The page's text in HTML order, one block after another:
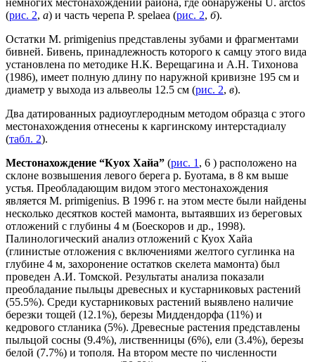
(рис. 2, а) и часть черепа P. spelaea (рис. 2, б).
Остатки M. primigenius представлены зубами и фрагментами
бивней. Бивень, принадлежность которого к самцу этого вида
установлена по методике Н.К. Верещагина и А.Н. Тихонова
(1986), имеет полную длину по наружной кривизне 195 см и
диаметр у выхода из альвеолы 12.5 см (рис. 2, в).
Два датированных радиоуглеродным методом образца с этого
местонахождения отнесены к каргинскому интерстадиалу
(табл. 2).
Местонахождение “Куох Хайа” (рис. 1 , 6 ) расположено на
склоне возвышения левого берега р. Буотама, в 8 км выше
устья. Преобладающим видом этого местонахождения
является M. primigenius. В 1996 г. на этом месте были найдены
несколько десятков костей мамонта, вытаявших из береговых
отложений с глубины 4 м (Боескоров и др., 1998).
Палинологический анализ отложений с Куох Хайа
(глинистые отложения с включениями желтого суглинка на
глубине 4 м, захоронение остатков скелета мамонта) был
проведен А.И. Томской. Результаты анализа показали
преобладание пыльцы древесных и кустарниковых растений
(55.5%). Среди кустарниковых растений выявлено наличие
березки тощей (12.1%), березы Миддендорфа (11%) и
кедрового стланика (5%). Древесные растения представлены
пыльцой сосны (9.4%), лиственницы (6%), ели (3.4%), березы
белой (7.7%) и тополя. На втором месте по численности